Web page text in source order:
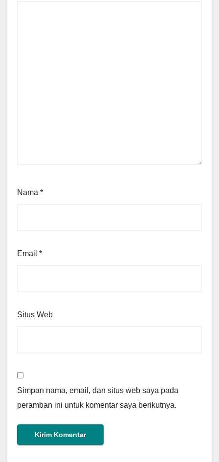
Nama *
Email *
Situs Web
Simpan nama, email, dan situs web saya pada
peramban ini untuk komentar saya berikutnya.